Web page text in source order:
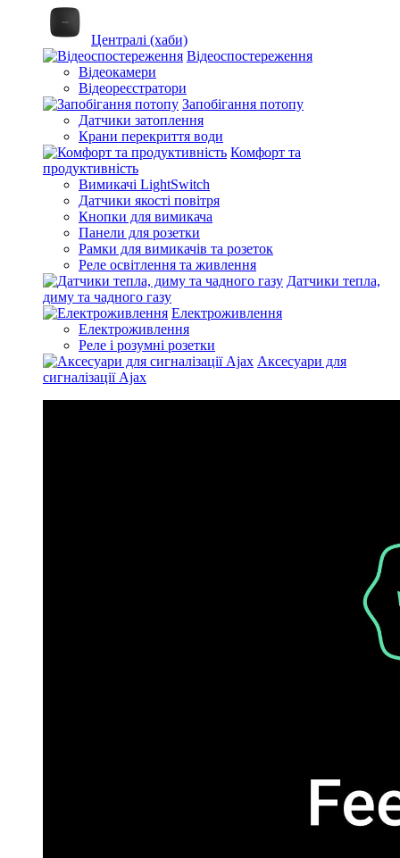
Централі (хаби)
Відеоспостереження
Відеокамери
Відеореєстратори
Запобігання потопу
Датчики затоплення
Крани перекриття води
Комфорт та
продуктивність
Вимикачі LightSwitch
Датчики якості повітря
Кнопки для вимикача
Панели для розетки
Рамки для вимикачів та розеток
Реле освітлення та живлення
Датчики тепла,
диму та чадного газу
Електроживлення
Електроживлення
Реле і розумні розетки
Аксесуари для
сигналізації Ajax